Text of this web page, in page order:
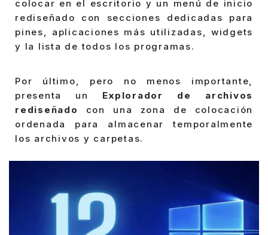
colocar en el escritorio y un menú de inicio
rediseñado con secciones dedicadas para
pines, aplicaciones más utilizadas, widgets
y la lista de todos los programas.
Por último, pero no menos importante,
presenta un Explorador de archivos
rediseñado
con una zona de colocación
ordenada para almacenar temporalmente
los archivos y carpetas.